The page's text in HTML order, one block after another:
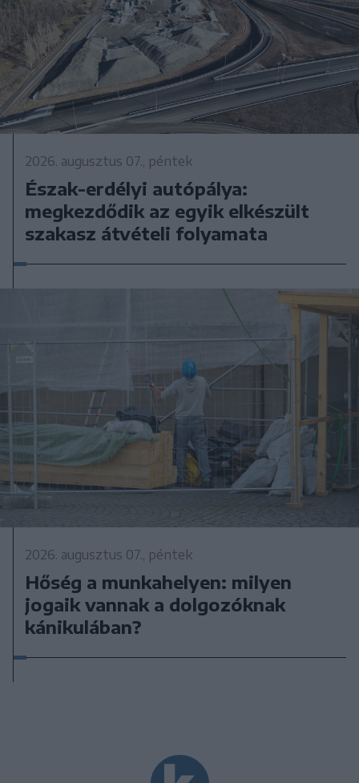
2026. augusztus 07., péntek
Észak-erdélyi autópálya:
megkezdődik az egyik elkészült
szakasz átvételi folyamata
2026. augusztus 07., péntek
Hőség a munkahelyen: milyen
jogaik vannak a dolgozóknak
kánikulában?